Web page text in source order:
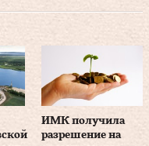
ИМК получила
разрешение на